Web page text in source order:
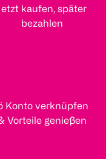
kaufen, später
bezahlen
Konto verknüpfen
Vorteile genießen